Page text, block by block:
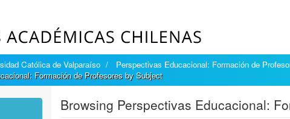
Católica de Valparaíso
Perspectivas Educacional: Formación de
Formación de Profesores by Subject
Browsing Perspectivas Educacional: